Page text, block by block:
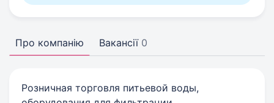
Про компанію Вакансії 0
Розничная торговля питьевой воды,